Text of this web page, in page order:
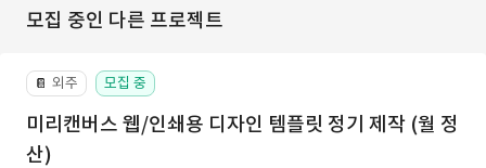
모집 중인 다른 프로젝트
📔 외주 모집 중
미리캔버스 웹/인쇄용 디자인 템플릿 정기 제작 (월 정
산)